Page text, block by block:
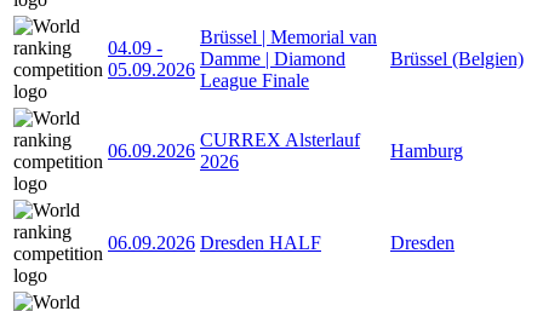
04.09 -
05.09.2026
Brüssel | Memorial van
Damme | Diamond
League Finale
Brüssel (Belgien)
06.09.2026
CURREX Alsterlauf
2026
Hamburg
06.09.2026 Dresden HALF Dresden